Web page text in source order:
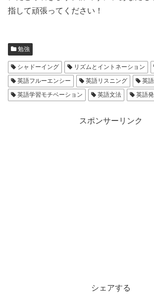
指して頑張ってください！
勉強
シャドーイング リズムとイントネーション
英語フルーエンシー
英語リスニング
英
英語学習モチベーション
英語文法 英語
スポンサーリンク
シェアする